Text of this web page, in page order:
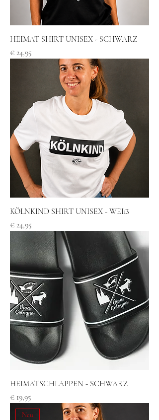
HEIMAT SHIRT UNISEX - SCHWARZ
Preis
€ 24,95
KÖLNKIND SHIRT UNISEX - WEIß
Preis
€ 24,95
HEIMATSCHLAPPEN - SCHWARZ
Preis
€ 19,95
Neu